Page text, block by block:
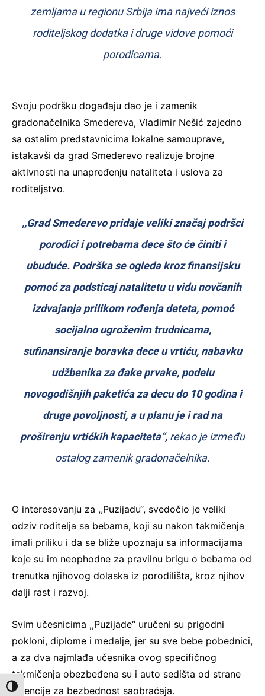
Toggle High Contrast
zemljama u regionu Srbija ima najveći iznos
roditeljskog dodatka i druge vidove pomoći
porodicama.
Svoju podršku događaju dao je i zamenik
gradonačelnika Smedereva, Vladimir Nešić zajedno
sa ostalim predstavnicima lokalne samouprave,
istakavši da grad Smederevo realizuje brojne
aktivnosti na unapređenju nataliteta i uslova za
roditeljstvo.
,,Grad Smederevo pridaje veliki značaj podršci
porodici i potrebama dece što će činiti i
ubuduće. Podrška se ogleda kroz finansijsku
pomoć za podsticaj natalitetu u vidu novčanih
izdvajanja prilikom rođenja deteta, pomoć
socijalno ugroženim trudnicama,
sufinansiranje boravka dece u vrtiću, nabavku
udžbenika za đake prvake, podelu
novogodišnjih paketića za decu do 10 godina i
druge povoljnosti, a u planu je i rad na
proširenju vrtićkih kapaciteta“, rekao je između
ostalog zamenik gradonačelnika.
O interesovanju za ,,Puzijadu“, svedočio je veliki
odziv roditelja sa bebama, koji su nakon takmičenja
imali priliku i da se bliže upoznaju sa informacijama
koje su im neophodne za pravilnu brigu o bebama od
trenutka njihovog dolaska iz porodilišta, kroz njihov
dalji rast i razvoj.
Svim učesnicima ,,Puzijade“ uručeni su prigodni
pokloni, diplome i medalje, jer su sve bebe pobednici,
a za dva najmlađa učesnika ovog specifičnog
takmičenja obezbeđena su i auto sedišta od strane
Agencije za bezbednost saobraćaja.